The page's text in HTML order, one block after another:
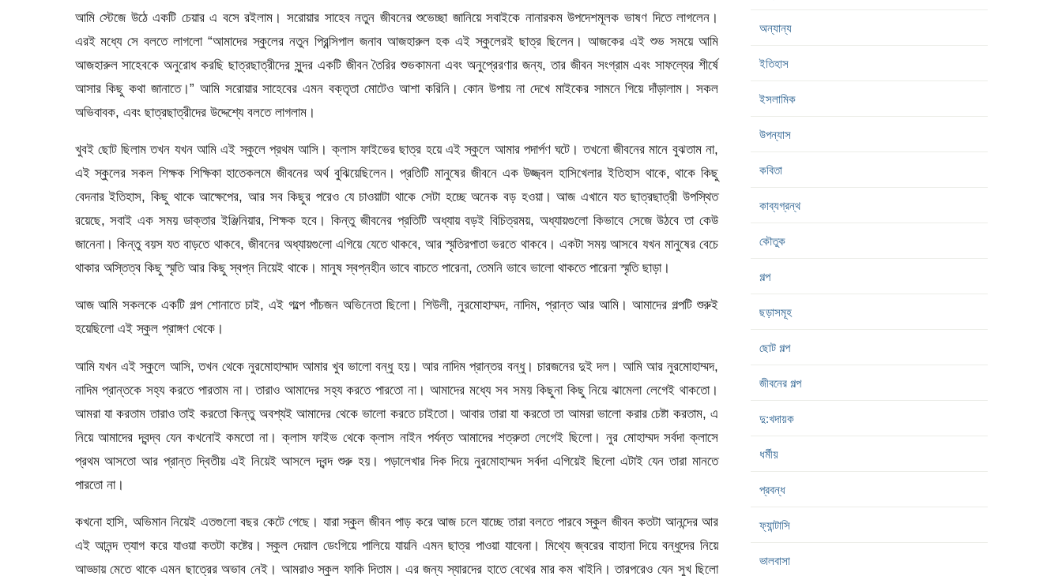
আমি স্টেজে উঠে একটি চেয়ার এ বসে রইলাম। সরোয়ার সাহেব নতুন জীবনের শুভেচ্ছা জানিয়ে সবাইকে নানারকম উপদেশমূলক ভাষণ দিতে লাগলেন।
এরই মধ্যে সে বলতে লাগলো “আমাদের স্কুলের নতুন প্রিন্সিপাল জনাব আজহারুল হক এই স্কুলেরই ছাত্র ছিলেন। আজকের এই শুভ সময়ে আমি
আজহারুল সাহেবকে অনুরোধ করছি ছাত্রছাত্রীদের সুন্দর একটি জীবন তৈরির শুভকামনা এবং অনুপ্রেরণার জন্য, তার জীবন সংগ্রাম এবং সাফল্যের শীর্ষে
আসার কিছু কথা জানাতে।” আমি সরোয়ার সাহেবের এমন বক্তৃতা মোটেও আশা করিনি। কোন উপায় না দেখে মাইকের সামনে গিয়ে দাঁড়ালাম। সকল
অভিবাবক, এবং ছাত্রছাত্রীদের উদ্দেশ্যে বলতে লাগলাম।
খুবই ছোট ছিলাম তখন যখন আমি এই স্কুলে প্রথম আসি। ক্লাস ফাইভের ছাত্র হয়ে এই স্কুলে আমার পদার্পণ ঘটে। তখনো জীবনের মানে বুঝতাম না,
এই স্কুলের সকল শিক্ষক শিক্ষিকা হাতেকলমে জীবনের অর্থ বুঝিয়েছিলেন। প্রতিটি মানুষের জীবনে এক উজ্জ্বল হাসিখেলার ইতিহাস থাকে, থাকে কিছু
বেদনার ইতিহাস, কিছু থাকে আক্ষেপের, আর সব কিছুর পরেও যে চাওয়াটা থাকে সেটা হচ্ছে অনেক বড় হওয়া। আজ এখানে যত ছাত্রছাত্রী উপস্থিত
রয়েছে, সবাই এক সময় ডাক্তার ইঞ্জিনিয়ার, শিক্ষক হবে। কিন্তু জীবনের প্রতিটি অধ্যায় বড়ই বিচিত্রময়, অধ্যায়গুলো কিভাবে সেজে উঠবে তা কেউ
জানেনা। কিন্তু বয়স যত বাড়তে থাকবে, জীবনের অধ্যায়গুলো এগিয়ে যেতে থাকবে, আর স্মৃতিরপাতা ভরতে থাকবে। একটা সময় আসবে যখন মানুষের বেচে
থাকার অস্তিত্ব কিছু স্মৃতি আর কিছু স্বপ্ন নিয়েই থাকে। মানুষ স্বপ্নহীন ভাবে বাচতে পারেনা, তেমনি ভাবে ভালো থাকতে পারেনা স্মৃতি ছাড়া।
আজ আমি সকলকে একটি গল্প শোনাতে চাই, এই গল্পে পাঁচজন অভিনেতা ছিলো। শিউলী, নুরমোহাম্মদ, নাদিম, প্রান্ত আর আমি। আমাদের গল্পটি শুরুই
হয়েছিলো এই স্কুল প্রাঙ্গণ থেকে।
আমি যখন এই স্কুলে আসি, তখন থেকে নুরমোহাম্মাদ আমার খুব ভালো বন্ধু হয়। আর নাদিম প্রান্তর বন্ধু। চারজনের দুই দল। আমি আর নুরমোহাম্মদ,
নাদিম প্রান্তকে সহ্য করতে পারতাম না। তারাও আমাদের সহ্য করতে পারতো না। আমাদের মধ্যে সব সময় কিছুনা কিছু নিয়ে ঝামেলা লেগেই থাকতো।
আমরা যা করতাম তারাও তাই করতো কিন্তু অবশ্যই আমাদের থেকে ভালো করতে চাইতো। আবার তারা যা কর‍তো তা আমরা ভালো করার চেষ্টা করতাম, এ
নিয়ে আমাদের দ্বন্দ্ব যেন কখনোই কমতো না। ক্লাস ফাইভ থেকে ক্লাস নাইন পর্যন্ত আমাদের শত্রুতা লেগেই ছিলো। নুর মোহাম্মদ সর্বদা ক্লাসে
প্রথম আসতো আর প্রান্ত দ্বিতীয় এই নিয়েই আসলে দ্বন্দ শুরু হয়। পড়ালেখার দিক দিয়ে নুরমোহাম্মদ সর্বদা এগিয়েই ছিলো এটাই যেন তারা মানতে
পারতো না।
কখনো হাসি, অভিমান নিয়েই এতগুলো বছর কেটে গেছে। যারা স্কুল জীবন পাড় করে আজ চলে যাচ্ছে তারা বলতে পারবে স্কুল জীবন কতটা আনন্দের আর
এই আনন্দ ত্যাগ করে যাওয়া কতটা কষ্টের। স্কুল দেয়াল ডেংগিয়ে পালিয়ে যায়নি এমন ছাত্র পাওয়া যাবেনা। মিথ্যে জ্বরের বাহানা দিয়ে বন্ধুদের নিয়ে
আড্ডায় মেতে থাকে এমন ছাত্রের অভাব নেই। আমরাও স্কুল ফাকি দিতাম। এর জন্য স্যারদের হাতে বেথের মার কম খাইনি। তারপরেও যেন সুখ ছিলো
অন্যান্য
ইতিহাস
ইসলামিক
উপন্যাস
কবিতা
কাব্যগ্রন্থ
কৌতুক
গল্প
ছড়াসমূহ
ছোট গল্প
জীবনের গল্প
দু:খদায়ক
ধর্মীয়
প্রবন্ধ
ফ্যান্টাসি
ভালবাসা